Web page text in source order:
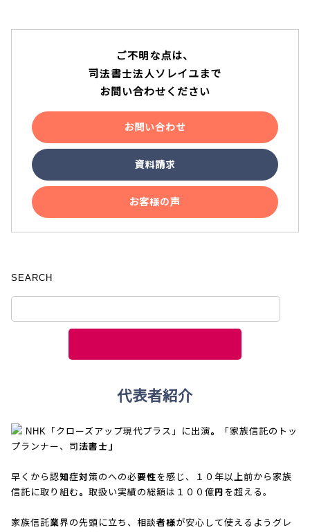
ご不明な点は、
司法書士法人ソレイユまで
お問い合わせください
お問い合わせ
資料請求
お客様の声
SEARCH
代表者紹介
NHK「クローズアップ現代プラス」に出演。「家族信託のトッ
プランナー、司法書士」
早くから認知症対策のへの必要性を感じ、１０年以上前から家族
信託に取り組む。取扱い実績の総額は１００億円を超える。
家族信託業界の先頭に立ち、相談者様が安心して使えるようグレ